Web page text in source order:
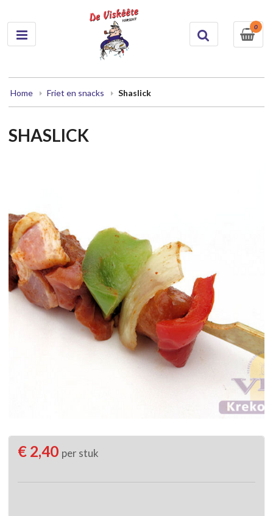
0
Home Friet en snacks Shaslick
SHASLICK
€ 2,40 per stuk